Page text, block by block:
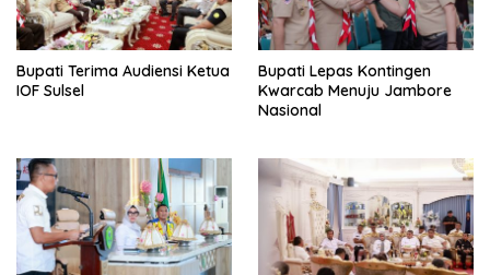
Bupati Terima Audiensi Ketua
IOF Sulsel
Bupati Lepas Kontingen
Kwarcab Menuju Jambore
Nasional